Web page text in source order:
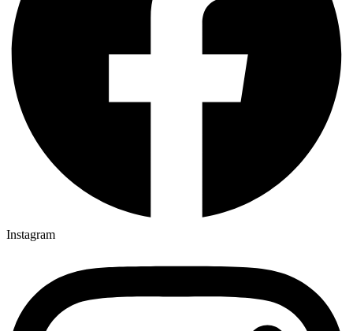
Instagram